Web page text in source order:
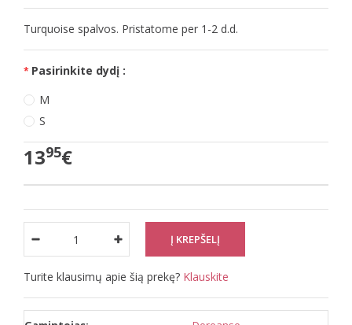
Turquoise spalvos. Pristatome per 1-2 d.d.
Pasirinkite dydį :
M
S
1395€
Turite klausimų apie šią prekę? Klauskite